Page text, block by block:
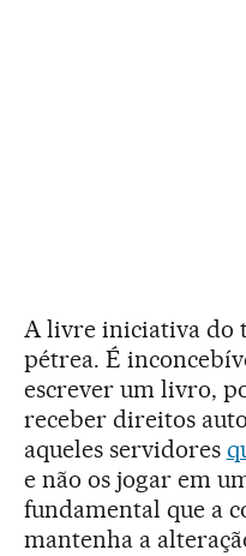
A livre iniciativa do
pétrea. É
escrever um livro,
receber direitos
aqueles servidores
e não os jogar em
fundamental que a
mantenha a